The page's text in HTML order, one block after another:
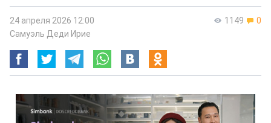
1149 0
24 апреля 2026 12:00
Самуэль Деди Ирие